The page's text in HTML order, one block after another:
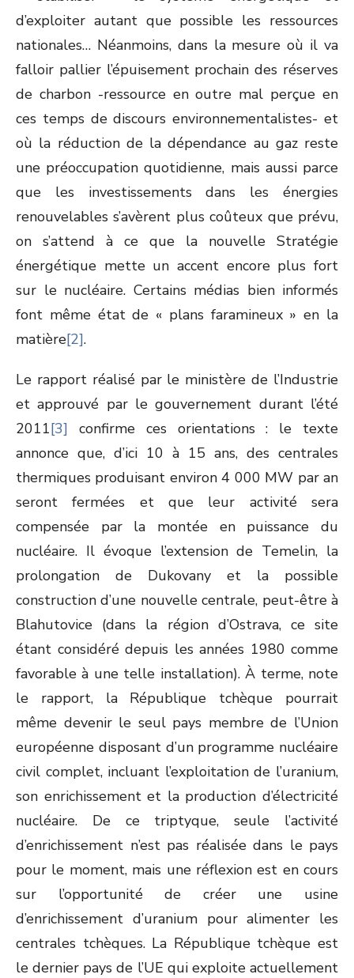
d’exploiter autant que possible les ressources
nationales… Néanmoins, dans la mesure où il va
falloir pallier l’épuisement prochain des réserves
de charbon -ressource en outre mal perçue en
ces temps de discours environnementalistes- et
où la réduction de la dépendance au gaz reste
une préoccupation quotidienne, mais aussi parce
que les investissements dans les énergies
renouvelables s’avèrent plus coûteux que prévu,
on s’attend à ce que la nouvelle Stratégie
énergétique mette un accent encore plus fort
sur le nucléaire. Certains médias bien informés
font même état de « plans faramineux » en la
matière[2].
Le rapport réalisé par le ministère de l’Industrie
et approuvé par le gouvernement durant l’été
2011[3] confirme ces orientations : le texte
annonce que, d’ici 10 à 15 ans, des centrales
thermiques produisant environ 4 000 MW par an
seront fermées et que leur activité sera
compensée par la montée en puissance du
nucléaire. Il évoque l’extension de Temelin, la
prolongation de Dukovany et la possible
construction d’une nouvelle centrale, peut-être à
Blahutovice (dans la région d’Ostrava, ce site
étant considéré depuis les années 1980 comme
favorable à une telle installation). À terme, note
le rapport, la République tchèque pourrait
même devenir le seul pays membre de l’Union
européenne disposant d’un programme nucléaire
civil complet, incluant l’exploitation de l’uranium,
son enrichissement et la production d’électricité
nucléaire. De ce triptyque, seule l’activité
d’enrichissement n’est pas réalisée dans le pays
pour le moment, mais une réflexion est en cours
sur l’opportunité de créer une usine
d’enrichissement d’uranium pour alimenter les
centrales tchèques. La République tchèque est
le dernier pays de l’UE qui exploite actuellement